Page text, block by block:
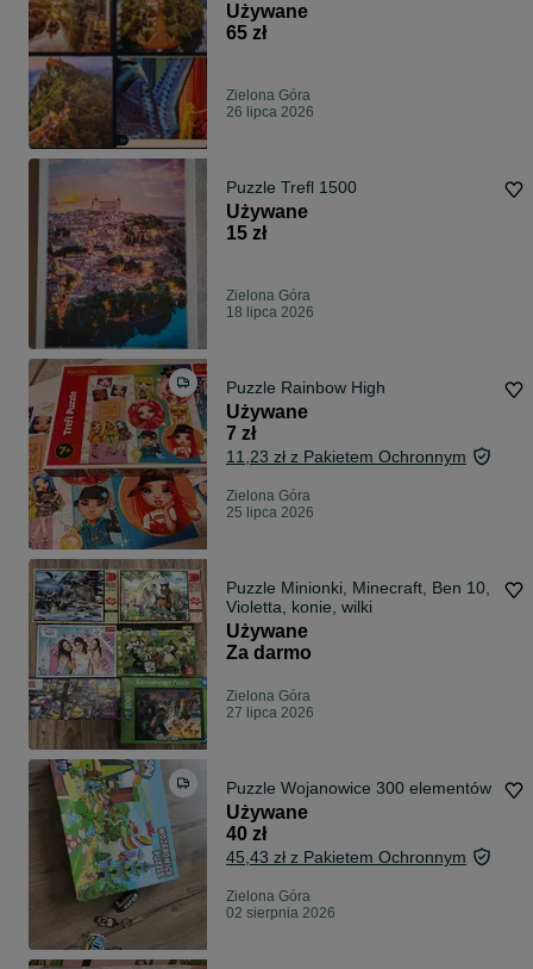
Używane
65 zł
Zielona Góra
26 lipca 2026
Puzzle Trefl 1500
Używane
15 zł
Zielona Góra
18 lipca 2026
Puzzle Rainbow High
Używane
7 zł
11,23 zł z Pakietem Ochronnym
Zielona Góra
25 lipca 2026
Puzzle Minionki, Minecraft, Ben 10,
Violetta, konie, wilki
Używane
Za darmo
Zielona Góra
27 lipca 2026
Puzzle Wojanowice 300 elementów
Używane
40 zł
45,43 zł z Pakietem Ochronnym
Zielona Góra
02 sierpnia 2026